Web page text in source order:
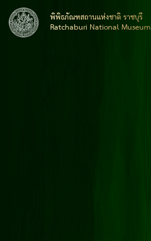
พิพิธภัณฑสถานแห่งชาติ ราชบุรี
Ratchaburi National Museum